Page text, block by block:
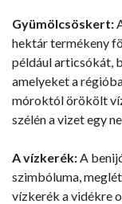
Gyümölcsöskert:
hektár termékeny
például articsókát,
amelyeket a
móroktól örökölt
szélén a vizet egy
A vízkerék:A
szimbóluma,
vízkerék a vidékre